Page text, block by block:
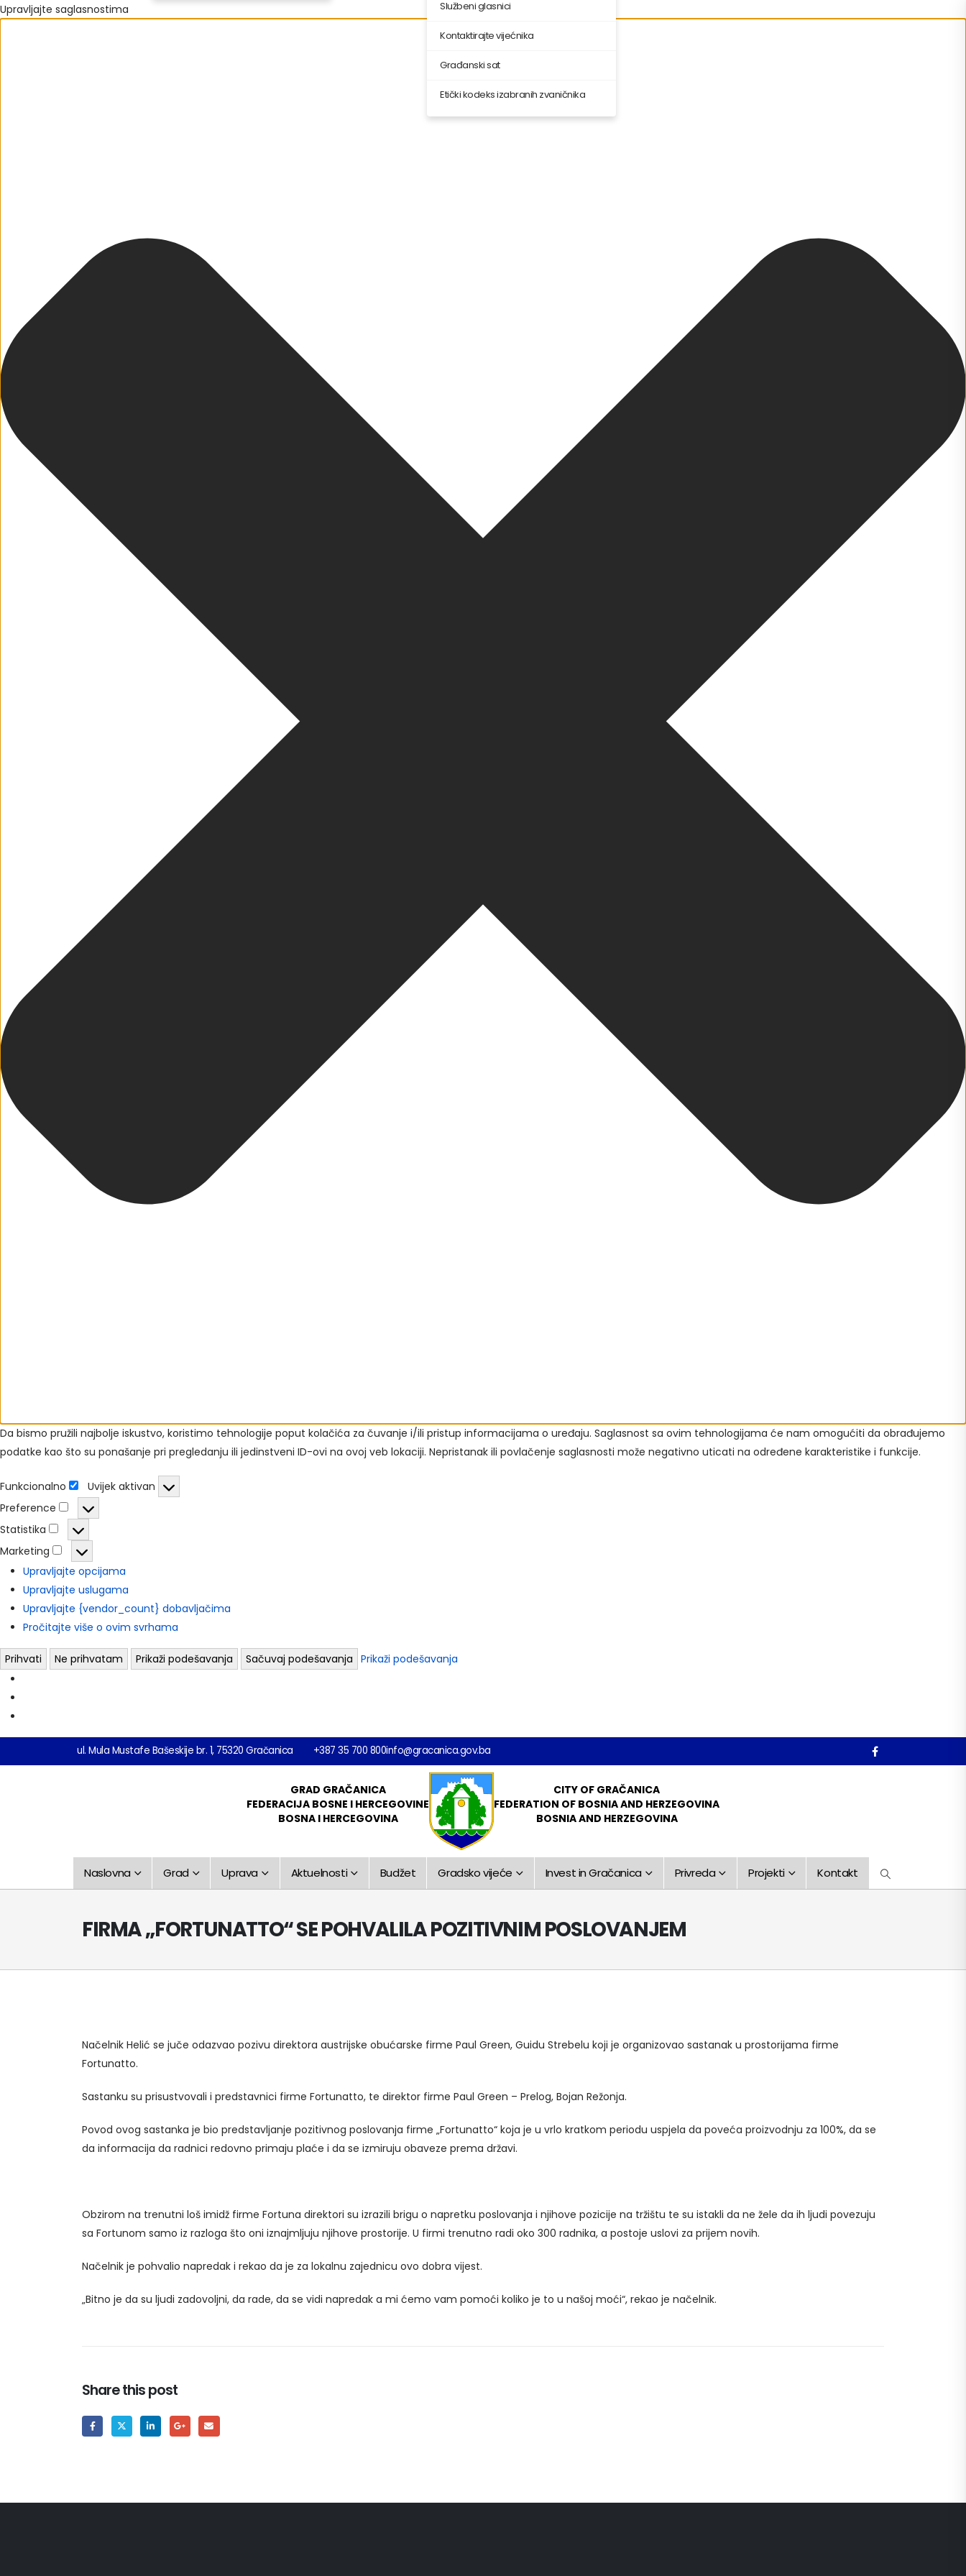
Upravljajte saglasnostima
Da bismo pružili najbolje iskustvo, koristimo tehnologije poput kolačića za čuvanje i/ili pristup informacijama o uređaju. Saglasnost sa ovim tehnologijama će nam omogućiti da obrađujemo
podatke kao što su ponašanje pri pregledanju ili jedinstveni ID-ovi na ovoj veb lokaciji. Nepristanak ili povlačenje saglasnosti može negativno uticati na određene karakteristike i funkcije.
Funkcionalno
Uvijek aktivan
Preference
Statistika
Marketing
Upravljajte opcijama
Upravljajte uslugama
Upravljajte {vendor_count} dobavljačima
Pročitajte više o ovim svrhama
Prihvati Ne prihvatam Prikaži podešavanja Sačuvaj podešavanja Prikaži podešavanja
ul. Mula Mustafe Bašeskije br. 1, 75320 Gračanica +387 35 700 800info@gracanica.gov.ba
GRAD GRAČANICA
FEDERACIJA BOSNE I HERCEGOVINE
BOSNA I HERCEGOVINA
CITY OF GRAČANICA
FEDERATION OF BOSNIA AND HERZEGOVINA
BOSNIA AND HERZEGOVINA
Naslovna Grad Uprava Aktuelnosti Budžet Gradsko vijeće
Službeni glasnici
Kontaktirajte vijećnika
Građanski sat
Etički kodeks izabranih zvaničnika
Invest in Gračanica Privreda Projekti Kontakt
FIRMA „FORTUNATTO“ SE POHVALILA POZITIVNIM POSLOVANJEM
Načelnik Helić se juče odazvao pozivu direktora austrijske obućarske firme Paul Green, Guidu Strebelu koji je organizovao sastanak u prostorijama firme
Fortunatto.
Sastanku su prisustvovali i predstavnici firme Fortunatto, te direktor firme Paul Green – Prelog, Bojan Režonja.
Povod ovog sastanka je bio predstavljanje pozitivnog poslovanja firme „Fortunatto“ koja je u vrlo kratkom periodu uspjela da poveća proizvodnju za 100%, da se
da informacija da radnici redovno primaju plaće i da se izmiruju obaveze prema državi.
Obzirom na trenutni loš imidž firme Fortuna direktori su izrazili brigu o napretku poslovanja i njihove pozicije na tržištu te su istakli da ne žele da ih ljudi povezuju
sa Fortunom samo iz razloga što oni iznajmljuju njihove prostorije. U firmi trenutno radi oko 300 radnika, a postoje uslovi za prijem novih.
Načelnik je pohvalio napredak i rekao da je za lokalnu zajednicu ovo dobra vijest.
„Bitno je da su ljudi zadovoljni, da rade, da se vidi napredak a mi ćemo vam pomoći koliko je to u našoj moći“, rekao je načelnik.
Share this post